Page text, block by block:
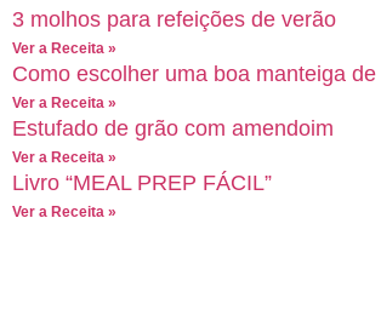
3 molhos para refeições de verão
Ver a Receita »
Como escolher uma boa manteiga
Ver a Receita »
Estufado de grão com amendoim
Ver a Receita »
Livro “MEAL PREP FÁCIL”
Ver a Receita »